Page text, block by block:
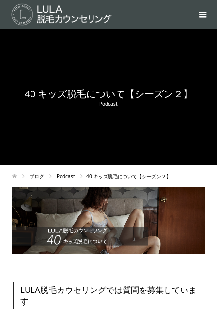
40 キッズ脱毛について【シーズン２】
Podcast
ブログ Podcast 40 キッズ脱毛について【シーズン２】
LULA脱毛カウセリングでは質問を募集していま
す